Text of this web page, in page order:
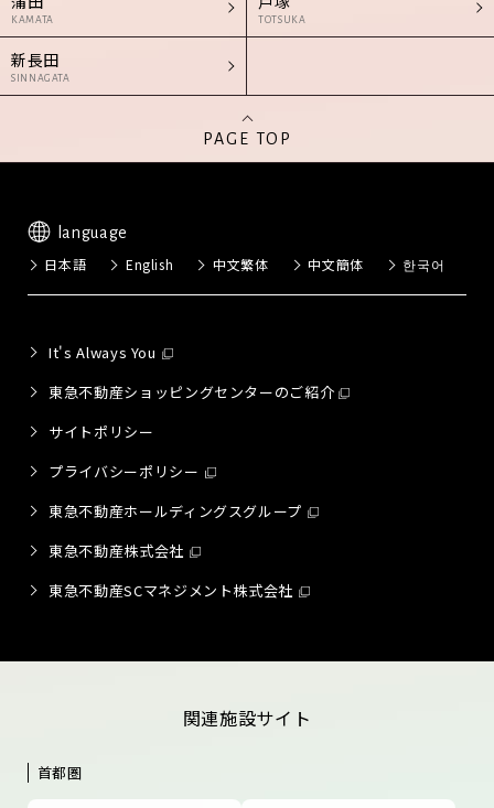
KAMATA TOTSUKA
新長田
SINNAGATA
PAGE TOP
language
日本語 English 中文繁体 中文簡体 한국어
It's Always You
東急不動産ショッピングセンターのご紹介
サイトポリシー
プライバシーポリシー
東急不動産ホールディングスグループ
東急不動産株式会社
東急不動産SCマネジメント株式会社
関連施設サイト
首都圏